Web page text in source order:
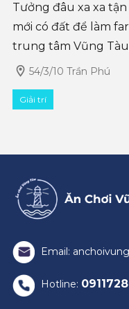
Tưởng đâu xa xa
mới có đất để làm
trung tâm Vũng
cũng có Ulala Farm
54/3/10 Trần Phú
Giải trí
Email:
Hotline: